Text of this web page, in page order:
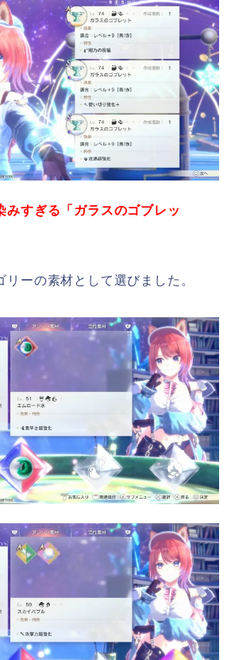
みすぎる「ガラスのゴブレッ
リーの素材として選びました。